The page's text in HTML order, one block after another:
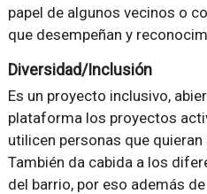
papel de algunos vecinos o
que desempeñan y
Diversidad/Inclusión
Es un proyecto inclusivo,
plataforma los proyectos
utilicen personas que
También da cabida a los
del barrio, por eso además